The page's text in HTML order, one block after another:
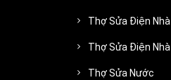
Thợ Sửa Điện Nhà
Thợ Sửa Điện Nhà
Thợ Sửa Nước